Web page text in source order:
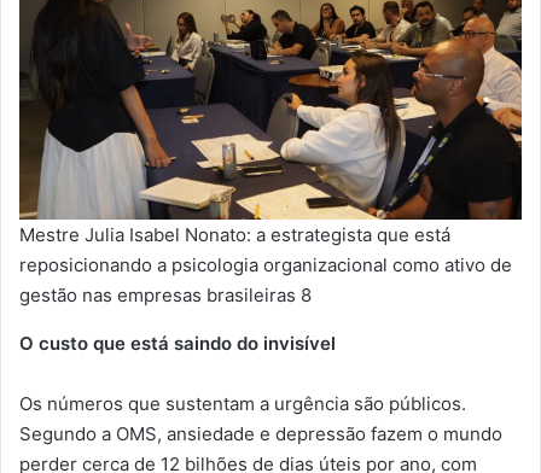
Mestre Julia Isabel Nonato: a estrategista que está
reposicionando a psicologia organizacional como ativo de
gestão nas empresas brasileiras 8
O custo que está saindo do invisível
Os números que sustentam a urgência são públicos.
Segundo a OMS, ansiedade e depressão fazem o mundo
perder cerca de 12 bilhões de dias úteis por ano, com